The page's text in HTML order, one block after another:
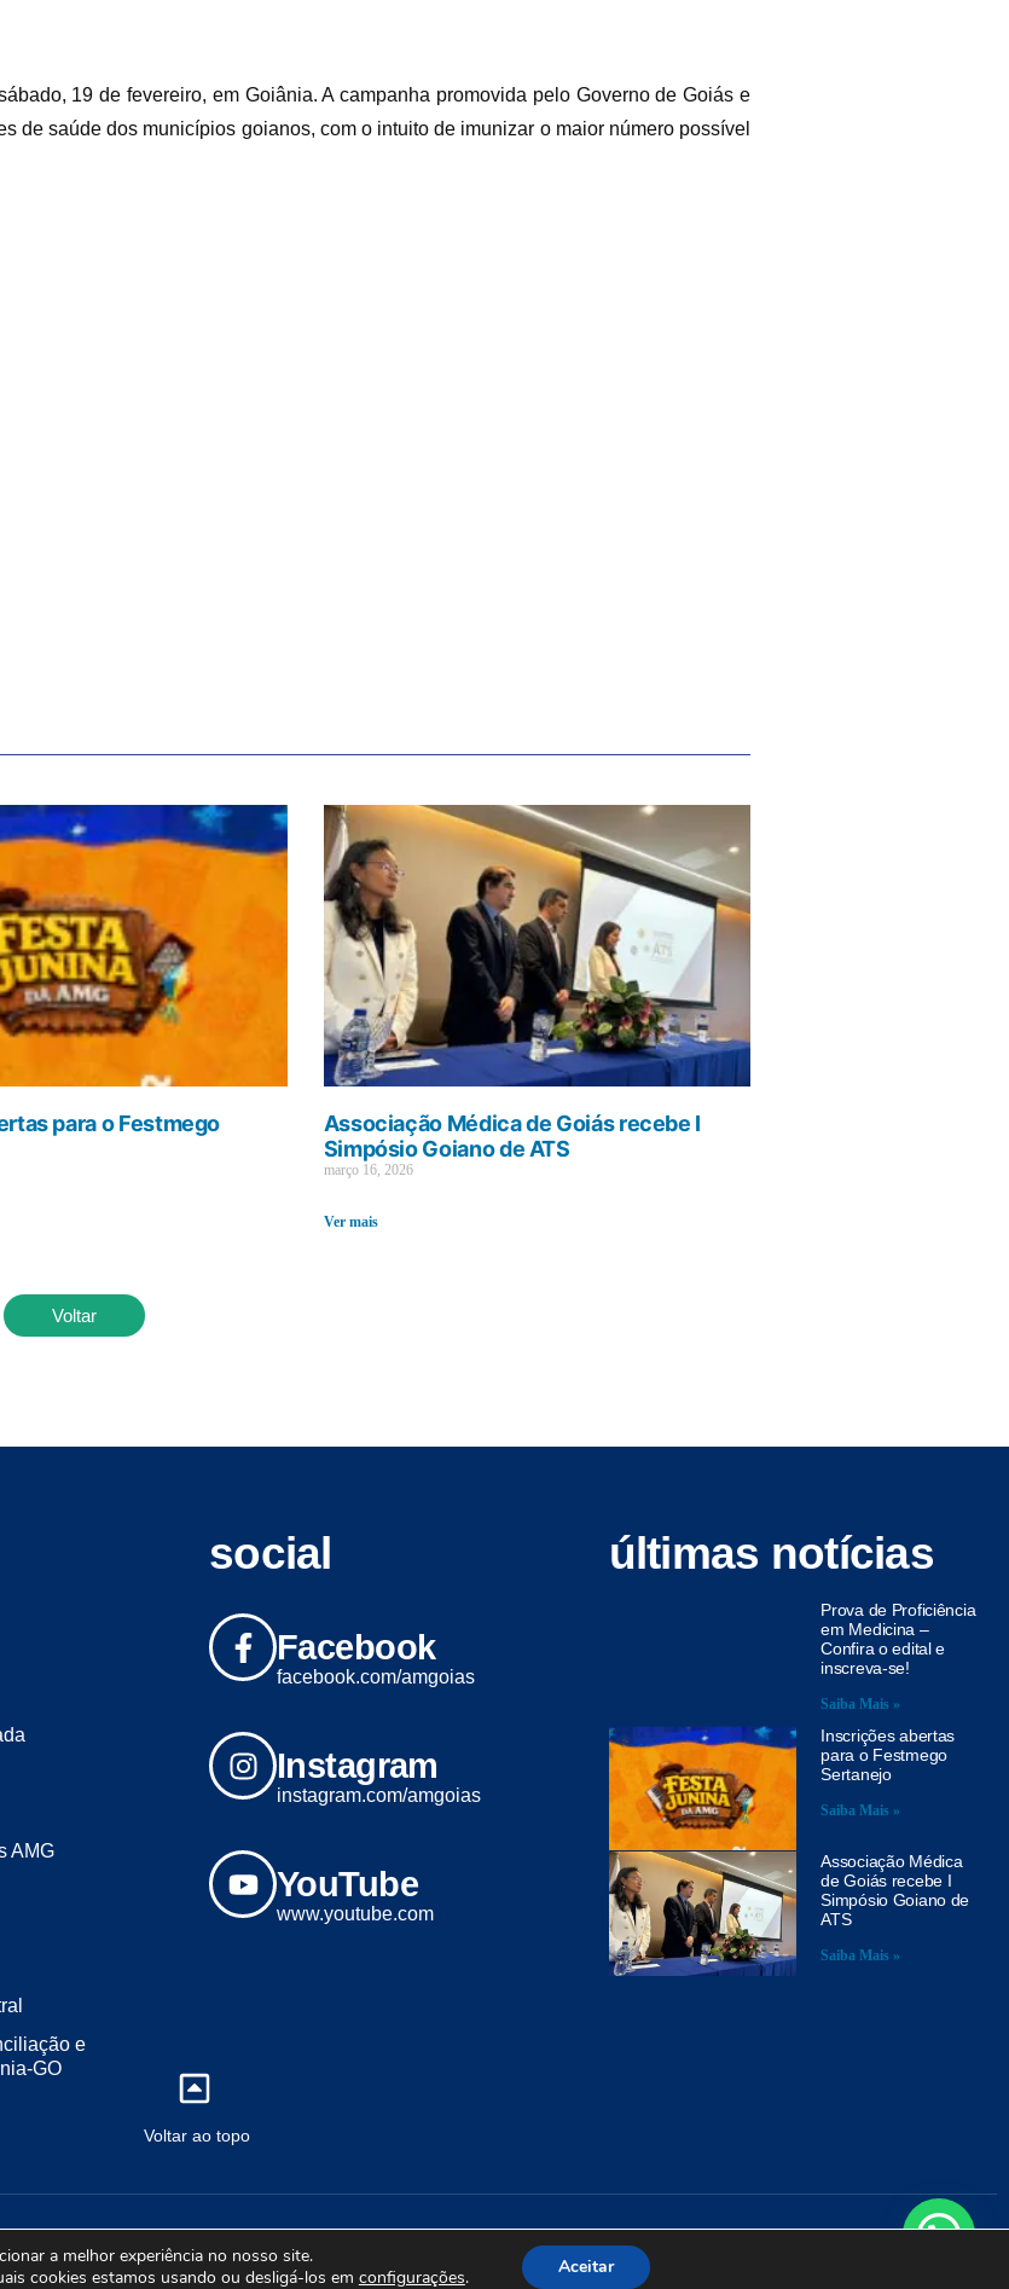
19 de fevereiro, em Goiânia. A campanha promovida pelo Governo de Goiás e
de saúde dos municípios goianos, com o intuito de imunizar o maior número possível
para o Festmego
Associação Médica de Goiás recebe I
Simpósio Goiano de ATS
março 16, 2026
Ver mais
Voltar
AMG
e
GO
social
Facebook
facebook.com/amgoias
Instagram
instagram.com/amgoias
YouTube
www.youtube.com
últimas notícias
Prova de Proficiência
em Medicina –
Confira o edital e
inscreva-se!
Saiba Mais »
Inscrições abertas
para o Festmego
Sertanejo
Saiba Mais »
Associação Médica
de Goiás recebe I
Simpósio Goiano de
ATS
Saiba Mais »
Voltar ao topo
a melhor experiência no nosso site.
cookies estamos usando ou desligá-los em configurações. Aceitar